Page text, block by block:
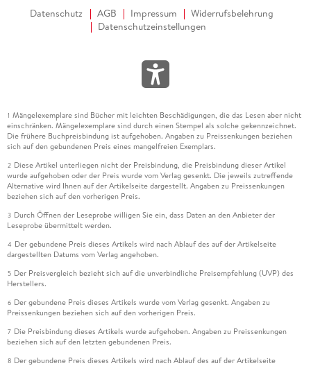
Datenschutz AGB Impressum
Widerrufsbelehrung
Datenschutzeinstellungen
1 Mängelexemplare sind Bücher mit leichten Beschädigungen, die das Lesen aber nicht
einschränken. Mängelexemplare sind durch einen Stempel als solche gekennzeichnet.
Die frühere Buchpreisbindung ist aufgehoben. Angaben zu Preissenkungen beziehen
sich auf den gebundenen Preis eines mangelfreien Exemplars.
2 Diese Artikel unterliegen nicht der Preisbindung, die Preisbindung dieser Artikel
wurde aufgehoben oder der Preis wurde vom Verlag gesenkt. Die jeweils zutreffende
Alternative wird Ihnen auf der Artikelseite dargestellt. Angaben zu Preissenkungen
beziehen sich auf den vorherigen Preis.
3 Durch Öffnen der Leseprobe willigen Sie ein, dass Daten an den Anbieter der
Leseprobe übermittelt werden.
4 Der gebundene Preis dieses Artikels wird nach Ablauf des auf der Artikelseite
dargestellten Datums vom Verlag angehoben.
5 Der Preisvergleich bezieht sich auf die unverbindliche Preisempfehlung (UVP) des
Herstellers.
6 Der gebundene Preis dieses Artikels wurde vom Verlag gesenkt. Angaben zu
Preissenkungen beziehen sich auf den vorherigen Preis.
7 Die Preisbindung dieses Artikels wurde aufgehoben. Angaben zu Preissenkungen
beziehen sich auf den letzten gebundenen Preis.
8 Der gebundene Preis dieses Artikels wird nach Ablauf des auf der Artikelseite